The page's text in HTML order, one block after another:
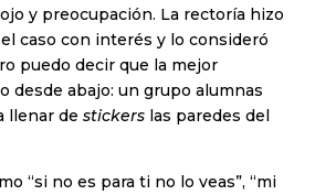
y preocupación. La rectoría hizo
caso con interés y lo consideró
puedo decir que la mejor
desde abajo: un grupo alumnas
llenar de stickers las paredes del
“si no es para ti no lo veas”, “mi